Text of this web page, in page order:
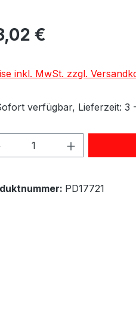
€
inkl. MwSt. zzgl.
verfügbar, Lieferzeit: 3
Anzahl: Gib
PD17721